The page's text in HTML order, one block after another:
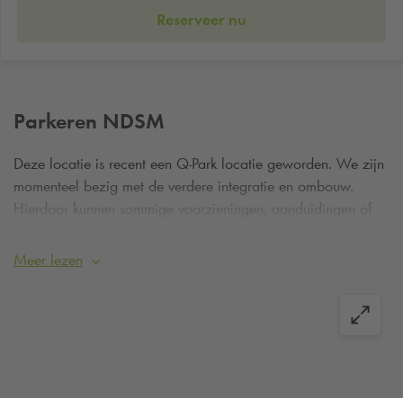
Reserveer nu
Parkeren NDSM
Deze locatie is recent een Q-Park locatie geworden. We zijn
momenteel bezig met de verdere integratie en ombouw.
Hierdoor kunnen sommige voorzieningen, aanduidingen of
Parkeer eenvoudig op kentekenherkenning met de
Meer lezen